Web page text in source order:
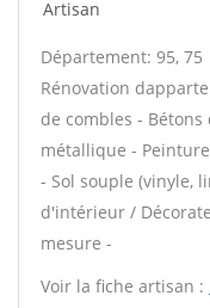
Artisan
Département: 95, 75
Rénovation
de combles -
métallique -
- Sol souple (vinyle,
d'intérieur /
mesure -
Voir la fiche artisan :